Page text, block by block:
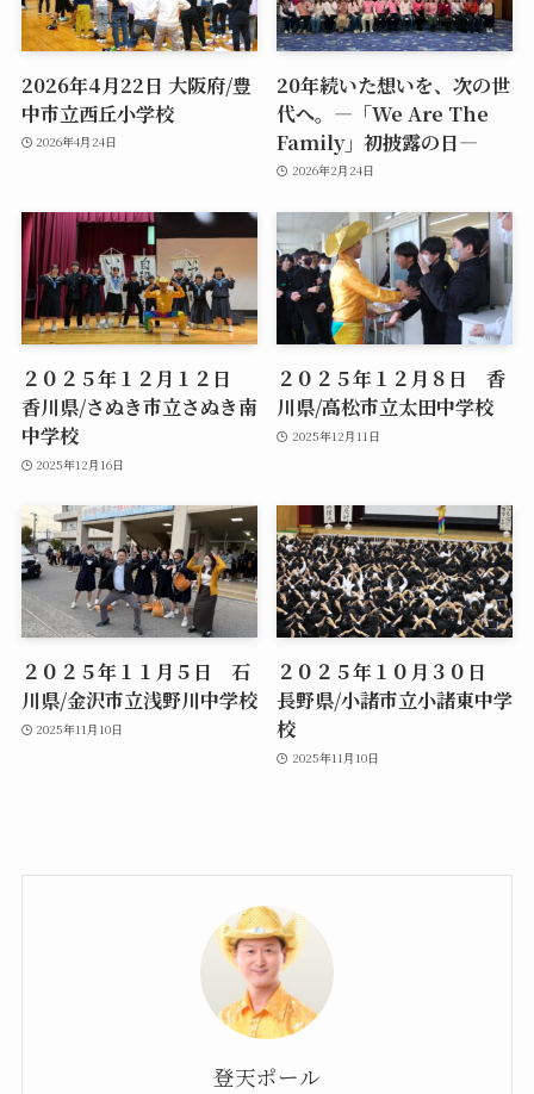
2026年4月22日 大阪府/豊
中市立西丘小学校
2026年4月24日
20年続いた想いを、次の世
代へ。―「We Are The
Family」初披露の日―
2026年2月24日
２０２５年１２月１２日
香川県/さぬき市立さぬき南
中学校
2025年12月16日
２０２５年１２月８日 香
川県/高松市立太田中学校
2025年12月11日
２０２５年１１月５日 石
川県/金沢市立浅野川中学校
2025年11月10日
２０２５年１０月３０日
長野県/小諸市立小諸東中学
校
2025年11月10日
登天ポール